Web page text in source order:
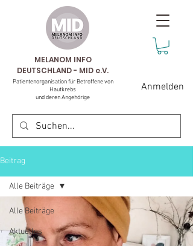
MELANOM INFO
DEUTSCHLAND - MID e.V.
Patientenorganisation für Betroffene von
Hautkrebs
und deren Angehörige
Anmelden
Beitrag
Alle Beiträge
Aktuelles
Alle Beiträge